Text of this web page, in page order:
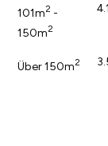
101m2 -
150m2
Über 150m2